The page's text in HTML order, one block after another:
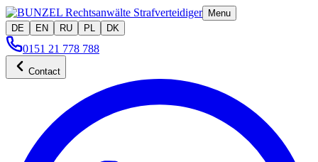
Menu
DE
EN RU PL DK
0151 21 778 788
Contact